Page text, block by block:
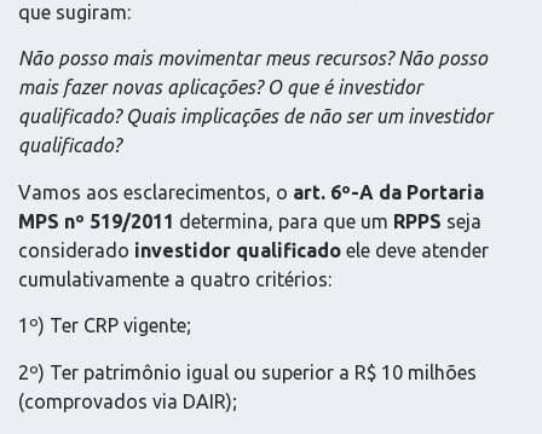
que sugiram:
Não posso mais movimentar meus recursos? Não posso
mais fazer novas aplicações? O que é investidor
qualificado? Quais implicações de não ser um investidor
qualificado?
Vamos aos esclarecimentos, o art. 6º-A da Portaria
MPS nº 519/2011 determina, para que um RPPS seja
considerado investidor qualificado ele deve atender
cumulativamente a quatro critérios:
1º) Ter CRP vigente;
2º) Ter patrimônio igual ou superior a R$ 10 milhões
(comprovados via DAIR);